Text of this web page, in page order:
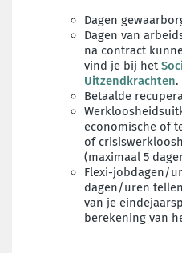
Dagen
Dagen van
na contract
vind je bij het
Uitzendkrachten.
Betaalde
economische of
of
(maximaal 5
Flexi-jobdagen/
dagen/uren
van je
berekening van